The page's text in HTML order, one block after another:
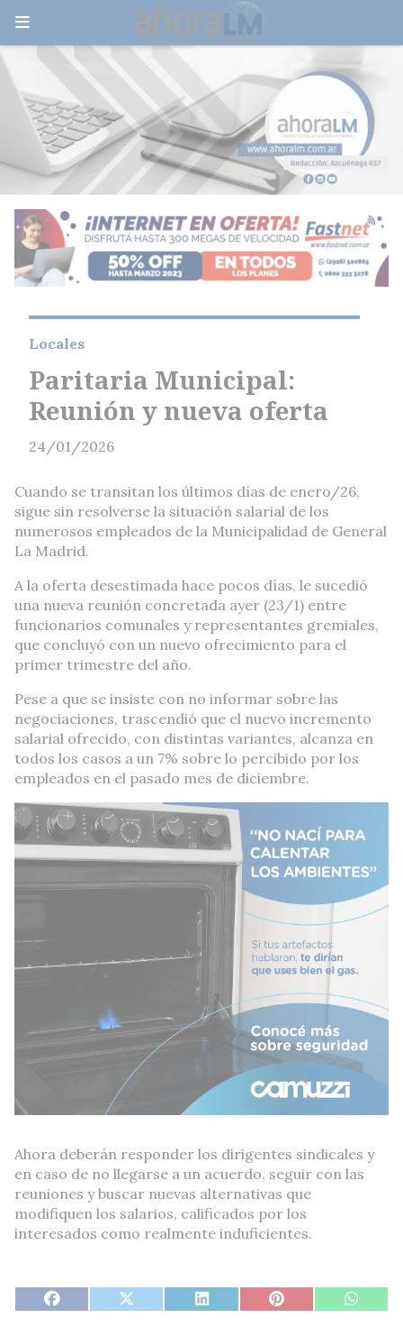
Paritaria Municipal:
Reunión y nueva oferta
Locales
24/01/2026
Cuando se transitan los últimos días de enero/26,
sigue sin resolverse la situación salarial de los
numerosos empleados de la Municipalidad de General
La Madrid.
A la oferta desestimada hace pocos días, le sucedió
una nueva reunión concretada ayer (23/1) entre
funcionarios comunales y representantes gremiales,
que concluyó con un nuevo ofrecimiento para el
primer trimestre del año.
Pese a que se insiste con no informar sobre las
negociaciones, trascendió que el nuevo incremento
salarial ofrecido, con distintas variantes, alcanza en
todos los casos a un 7% sobre lo percibido por los
empleados en el pasado mes de diciembre.
Ahora deberán responder los dirigentes sindicales y
en caso de no llegarse a un acuerdo, seguir con las
reuniones y buscar nuevas alternativas que
modifiquen los salarios, calificados por los
interesados como realmente induficientes.